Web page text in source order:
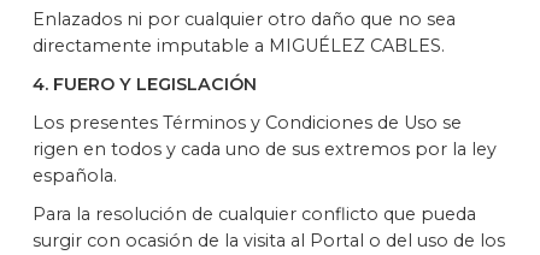
Enlazados ni por cualquier otro daño que no sea
directamente imputable a MIGUÉLEZ CABLES.
4. FUERO Y LEGISLACIÓN
Los presentes Términos y Condiciones de Uso se
rigen en todos y cada uno de sus extremos por la ley
española.
Para la resolución de cualquier conflicto que pueda
surgir con ocasión de la visita al Portal o del uso de los